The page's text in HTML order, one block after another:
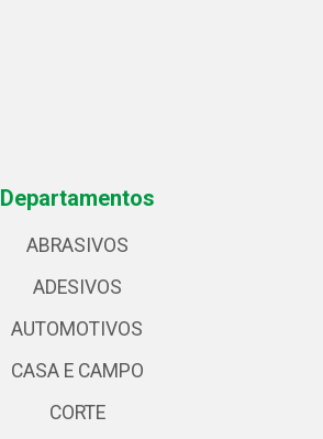
Departamentos
ABRASIVOS
ADESIVOS
AUTOMOTIVOS
CASA E CAMPO
CORTE